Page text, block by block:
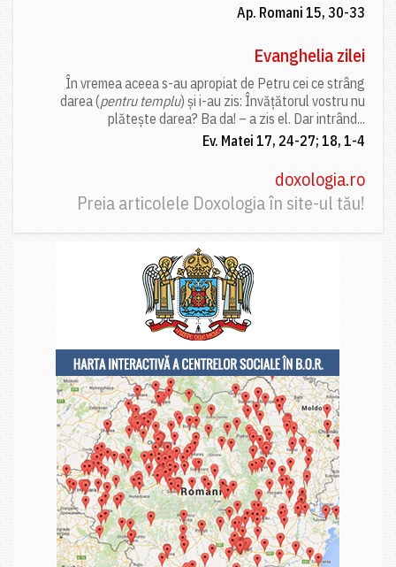
Ap. Romani 15, 30-33
Evanghelia zilei
În vremea aceea s-au apropiat de Petru cei ce strâng
darea (pentru templu) și i-au zis: Învățătorul vostru nu
plătește darea? Ba da! – a zis el. Dar intrând...
Ev. Matei 17, 24-27; 18, 1-4
doxologia.ro
Preia articolele Doxologia în site-ul tău!